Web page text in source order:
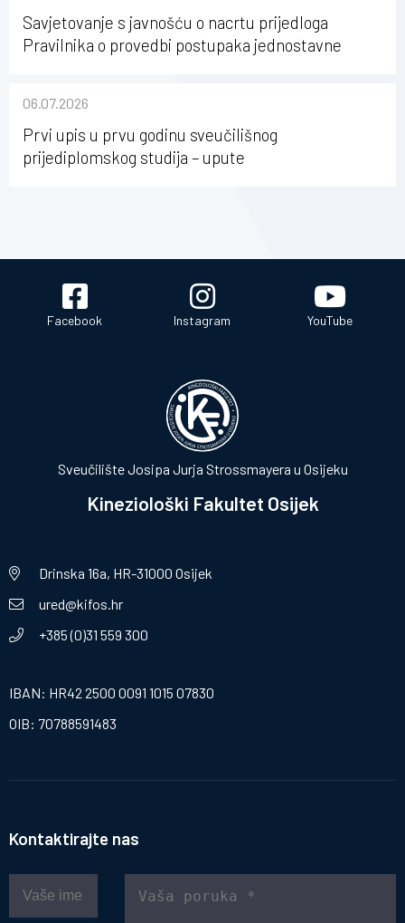
Savjetovanje s javnošću o nacrtu prijedloga
Pravilnika o provedbi postupaka jednostavne
Osijeku
06.07.2026
Prvi upis u prvu godinu sveučilišnog
prijediplomskog studija – upute
Facebook Instagram YouTube
Sveučilište Josipa Jurja Strossmayera u Osijeku
Kineziološki Fakultet Osijek
Drinska 16a, HR-31000 Osijek
ured@kifos.hr
+385 (0)31 559 300
IBAN: HR42 2500 0091 1015 07830
OIB: 70788591483
Kontaktirajte nas